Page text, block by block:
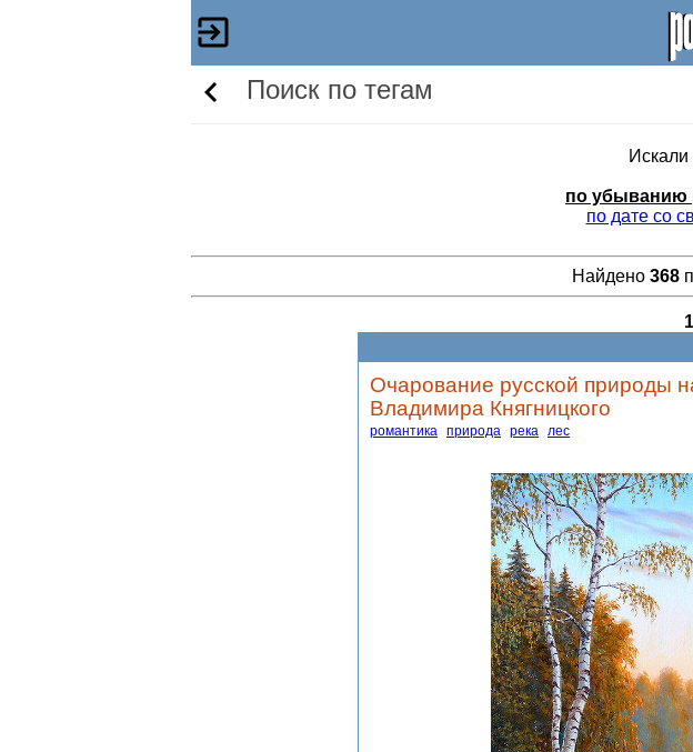
Поиск по тегам
Искали
по убыванию
по дате со
Найдено 368
Очарование русской природы
Владимира Княгницкого
романтика природа река лес